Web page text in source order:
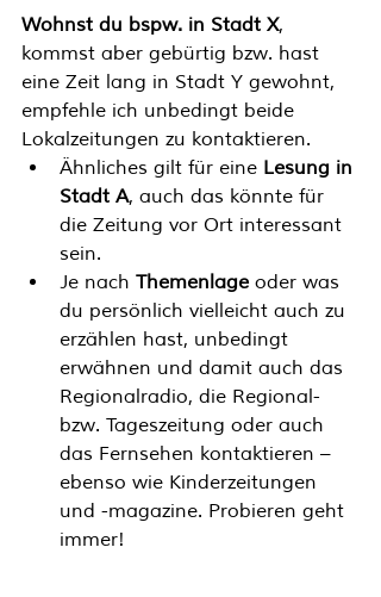
Wohnst du bspw. in Stadt X,
kommst aber gebürtig bzw. hast
eine Zeit lang in Stadt Y gewohnt,
empfehle ich unbedingt beide
Lokalzeitungen zu kontaktieren.
Ähnliches gilt für eine Lesung in
Stadt A, auch das könnte für
die Zeitung vor Ort interessant
sein.
Je nach Themenlage oder was
du persönlich vielleicht auch zu
erzählen hast, unbedingt
erwähnen und damit auch das
Regionalradio, die Regional-
bzw. Tageszeitung oder auch
das Fernsehen kontaktieren –
ebenso wie Kinderzeitungen
und -magazine. Probieren geht
immer!